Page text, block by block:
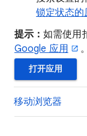
锁定状态的
提示：如需使用
Google 应用
。
打开应用
移动浏览器